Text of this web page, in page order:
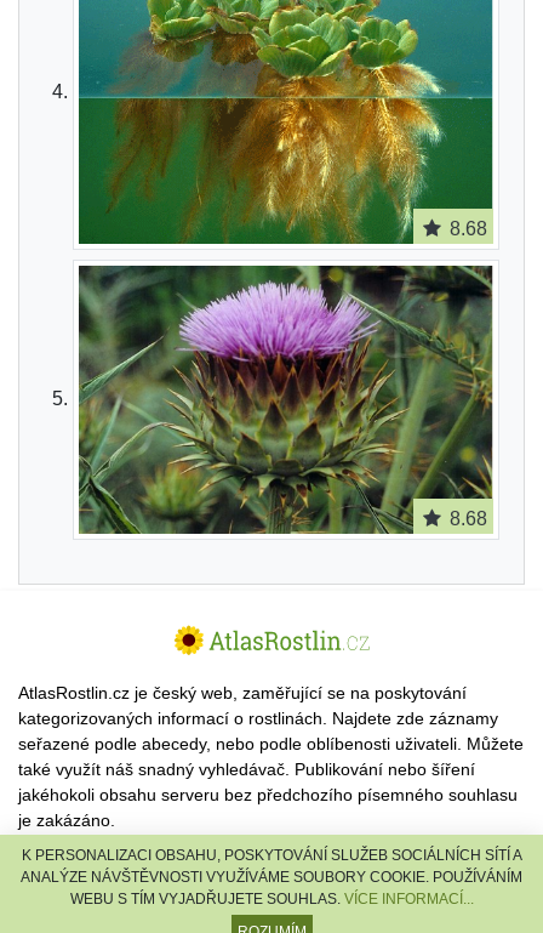
8.68
8.68
AtlasRostlin.cz je český web, zaměřující se na poskytování
kategorizovaných informací o rostlinách. Najdete zde záznamy
seřazené podle abecedy, nebo podle oblíbenosti uživateli. Můžete
také využít náš snadný vyhledávač. Publikování nebo šíření
jakéhokoli obsahu serveru bez předchozího písemného souhlasu
je zakázáno.
© 2026 AtlasRostlin.cz |TISCALI MEDIA, a.s.|Člen skupiny
DIGNITY, s.r.o.
K PERSONALIZACI OBSAHU, POSKYTOVÁNÍ SLUŽEB SOCIÁLNÍCH SÍTÍ A
ANALÝZE NÁVŠTĚVNOSTI VYUŽÍVÁME SOUBORY COOKIE. POUŽÍVÁNÍM
WEBU S TÍM VYJADŘUJETE SOUHLAS. VÍCE INFORMACÍ...